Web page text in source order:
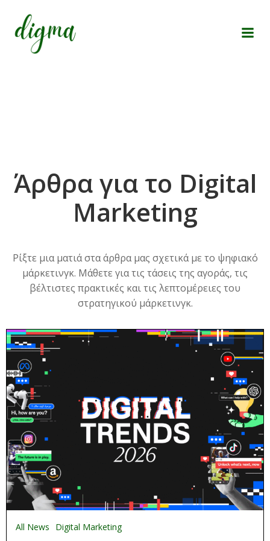
Άρθρα για το Digital
Marketing
Ρίξτε μια ματιά στα άρθρα μας σχετικά με το ψηφιακό
μάρκετινγκ. Μάθετε για τις τάσεις της αγοράς, τις
βέλτιστες πρακτικές και τις λεπτομέρειες του
στρατηγικού μάρκετινγκ.
All News Digital Marketing